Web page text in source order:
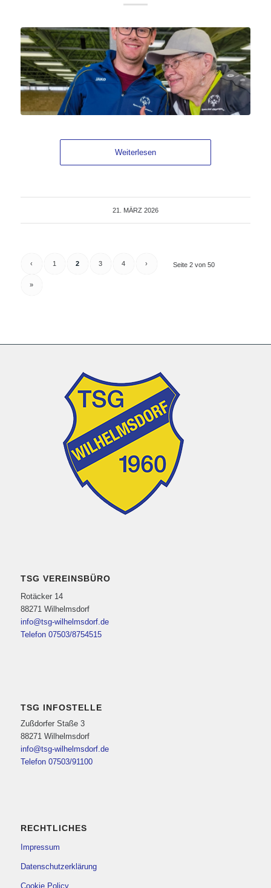
Weiterlesen
21. MÄRZ 2026
Seite 2 von 50
‹ 1 2 3 4 ›
»
TSG VEREINSBÜRO
Rotäcker 14
88271 Wilhelmsdorf
info@tsg-wilhelmsdorf.de
Telefon 07503/8754515
TSG INFOSTELLE
Zußdorfer Staße 3
88271 Wilhelmsdorf
info@tsg-wilhelmsdorf.de
Telefon 07503/91100
RECHTLICHES
Impressum
Datenschutzerklärung
Cookie Policy